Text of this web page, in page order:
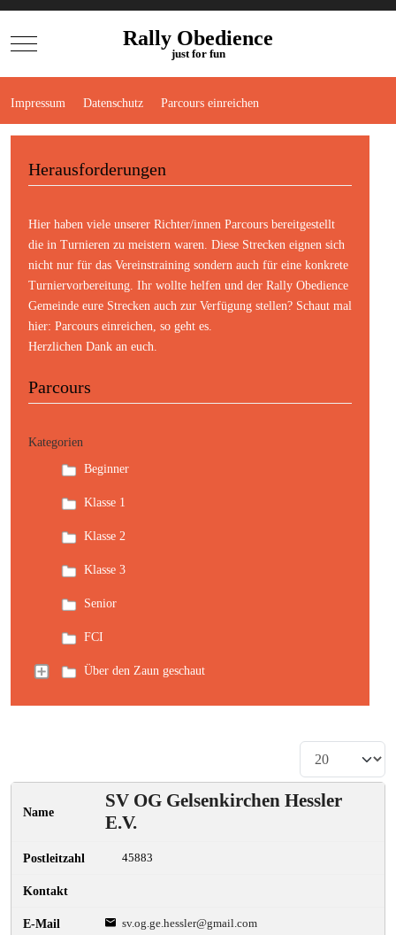
Mobile Menu ToggleRally Obedience
just for fun
Impressum Datenschutz Parcours einreichen
Herausforderungen
Hier haben viele unserer Richter/innen Parcours bereitgestellt
die in Turnieren zu meistern waren. Diese Strecken eignen sich
nicht nur für das Vereinstraining sondern auch für eine konkrete
Turniervorbereitung. Ihr wollte helfen und der Rally Obedience
Gemeinde eure Strecken auch zur Verfügung stellen? Schaut mal
hier: Parcours einreichen, so geht es.
Herzlichen Dank an euch.
Parcours
Kategorien
Beginner
Klasse 1
Klasse 2
Klasse 3
Senior
FCI
Über den Zaun geschaut
Anzeige #
SV OG Gelsenkirchen Hessler
E.V.
45883
sv.og.ge.hessler@gmail.com